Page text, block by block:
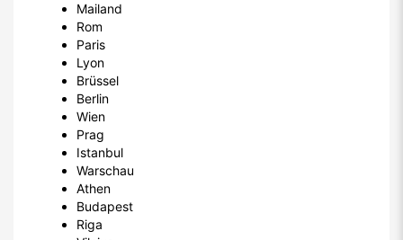
Mailand
Rom
Paris
Lyon
Brüssel
Berlin
Wien
Prag
Istanbul
Warschau
Athen
Budapest
Riga